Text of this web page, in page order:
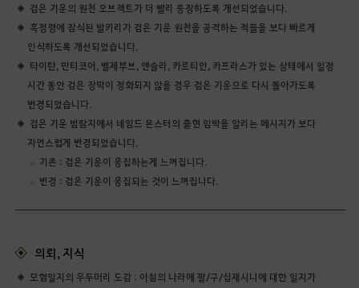
검은 기운의 원천 오브젝트가 더 빨리 등장하도록 개선되었습니다.
흑정령에 잠식된 발키리가 검은 기운 원천을 공격하는 적들을 보다 빠르게
인식하도록 개선되었습니다.
타이탄, 만티코어, 벨제부브, 엔슬라, 카르티안, 카프라스가 있는 상태에서 일정
시간 동안 검은 장막이 정화되지 않을 경우 검은 기운으로 다시 돌아가도록
변경되었습니다.
검은 기운 범람지에서 네임드 몬스터의 출현 임박을 알리는 메시지가 보다
자연스럽게 변경되었습니다.
기존 : 검은 기운이 응집하는게 느껴집니다.
변경 : 검은 기운이 응집되는 것이 느껴집니다.
의뢰, 지식
모험일지의 우두머리 도감 : 아침의 나라에 팔/구/십재시니에 대한 일지가